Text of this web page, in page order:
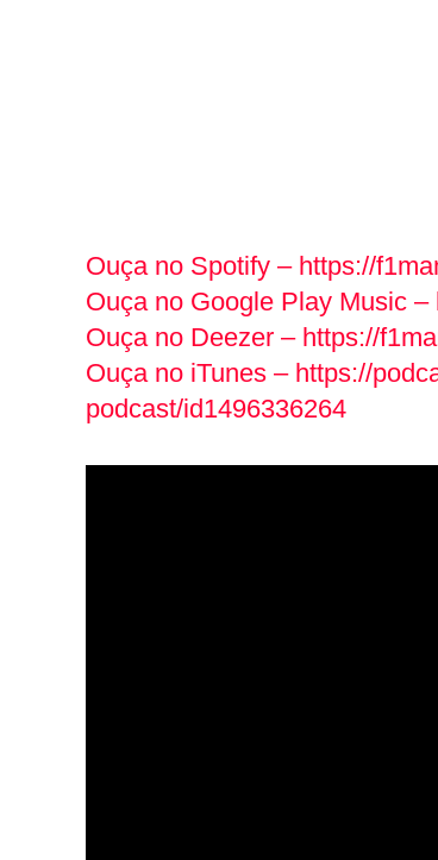
Ouça no Spotify – https://
Ouça no Google Play Music
Ouça no Deezer – https://
Ouça no iTunes – https://
podcast/id1496336264